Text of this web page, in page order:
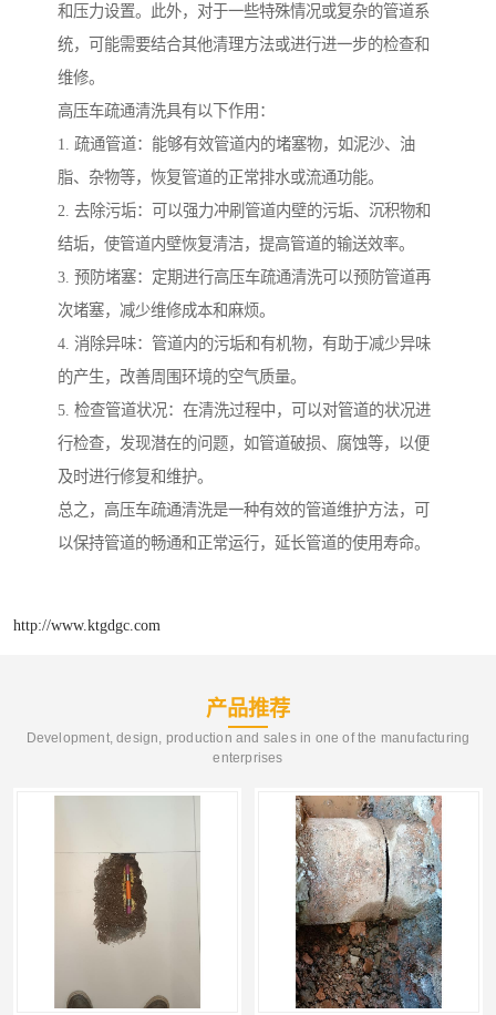
和压力设置。此外，对于一些特殊情况或复杂的管道系
统，可能需要结合其他清理方法或进行进一步的检查和
维修。
高压车疏通清洗具有以下作用：
1. 疏通管道：能够有效管道内的堵塞物，如泥沙、油
脂、杂物等，恢复管道的正常排水或流通功能。
2. 去除污垢：可以强力冲刷管道内壁的污垢、沉积物和
结垢，使管道内壁恢复清洁，提高管道的输送效率。
3. 预防堵塞：定期进行高压车疏通清洗可以预防管道再
次堵塞，减少维修成本和麻烦。
4. 消除异味：管道内的污垢和有机物，有助于减少异味
的产生，改善周围环境的空气质量。
5. 检查管道状况：在清洗过程中，可以对管道的状况进
行检查，发现潜在的问题，如管道破损、腐蚀等，以便
及时进行修复和维护。
总之，高压车疏通清洗是一种有效的管道维护方法，可
以保持管道的畅通和正常运行，延长管道的使用寿命。
http://www.ktgdgc.com
产品推荐
Development, design, production and sales in one of the manufacturing
enterprises